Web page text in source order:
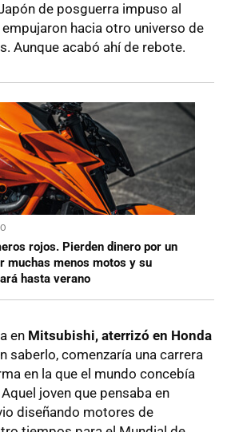
de posguerra impuso al
hacia otro universo de
Aunque acabó ahí de rebote.
rojos. Pierden dinero por un
muchas menos motos y su
hasta verano
en Mitsubishi, aterrizó en Honda
saberlo, comenzaría una carrera
en la que el mundo concebía
joven que pensaba en
diseñando motores de